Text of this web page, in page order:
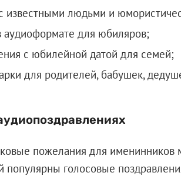
известными людьми и
аудиоформате для юбиляров;
с юбилейной датой для семей;
для родителей, бабушек,
поздравлениях
пожелания для
популярны голосовые